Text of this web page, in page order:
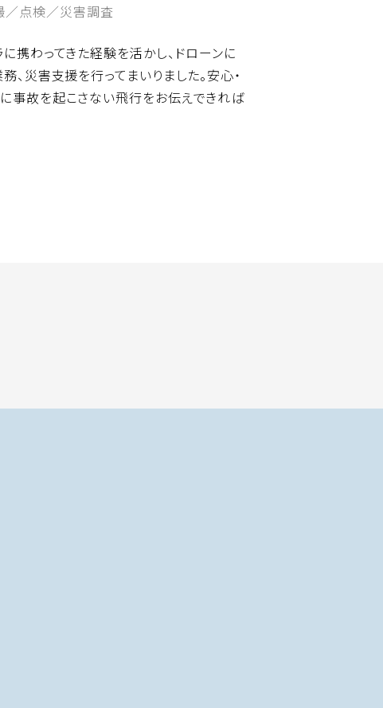
／点検／災害調査
携わってきた経験を活かし、ドローンに
、災害支援を行ってまいりました。安心・
事故を起こさない飛行をお伝えできれば